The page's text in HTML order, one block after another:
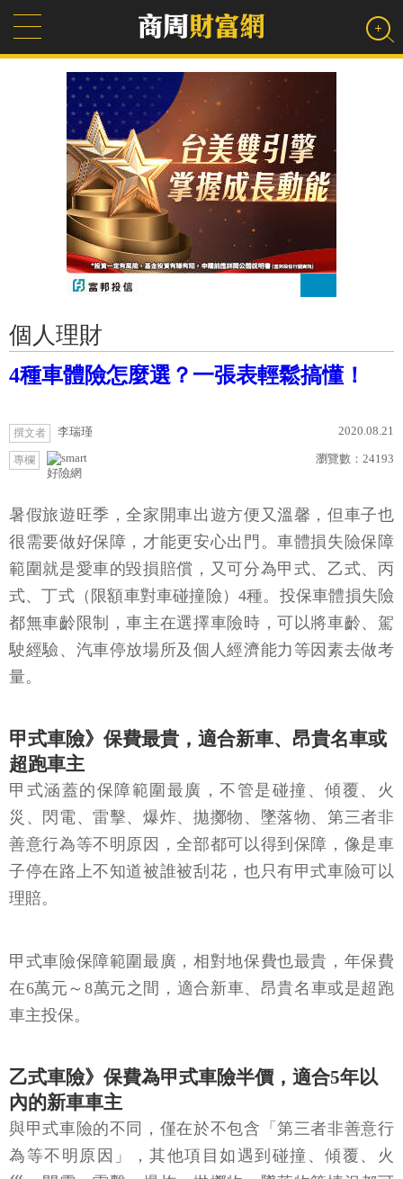
個人理財
4種車體險怎麼選？一張表輕鬆搞懂！
撰文者 李瑞瑾 2020.08.21
專欄
好險網
瀏覽數： 24193
暑假旅遊旺季，全家開車出遊方便又溫馨，但車子也
很需要做好保障，才能更安心出門。車體損失險保障
範圍就是愛車的毀損賠償，又可分為甲式、乙式、丙
式、丁式（限額車對車碰撞險）4種。投保車體損失險
都無車齡限制，車主在選擇車險時，可以將車齡、駕
駛經驗、汽車停放場所及個人經濟能力等因素去做考
量。
甲式車險》保費最貴，適合新車、昂貴名車或
超跑車主
甲式涵蓋的保障範圍最廣，不管是碰撞、傾覆、火
災、閃電、雷擊、爆炸、拋擲物、墜落物、第三者非
善意行為等不明原因，全部都可以得到保障，像是車
子停在路上不知道被誰被刮花，也只有甲式車險可以
理賠。
甲式車險保障範圍最廣，相對地保費也最貴，年保費
在6萬元～8萬元之間，適合新車、昂貴名車或是超跑
車主投保。
乙式車險》保費為甲式車險半價，適合5年以
內的新車車主
與甲式車險的不同，僅在於不包含「第三者非善意行
為等不明原因」，其他項目如遇到碰撞、傾覆、火